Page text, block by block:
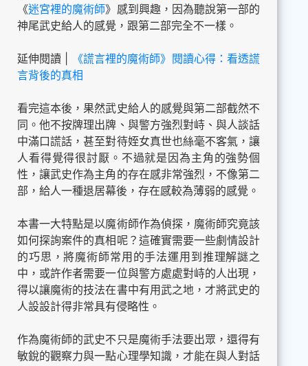
《迷宮裡的魔術師》感到興趣，因為聽說第一部的
神尾武史給人的感覺，跟第二部完全不一樣。
延伸閱讀 |
《謊言裡的魔術師》閱讀心得：看透謊
言背後的真相
看完這本後，果然武史給人的感覺與第二部截然不
同。他不按牌理出牌、與警方強烈對峙、與人談話
中滿口謊話，甚至對待姪女真世也絲毫不客氣，讓
人看得覺得很討厭。不過就是因為主角的強勢個
性，讓武史作為主角的存在感非常強烈，不像第二
部，給人一種退居幕後，存在感較為薄弱的感覺。
本書一大特點是以魔術師作為偵探，魔術師究竟該
如何探詢案件的真相呢？這確實需要一些劇情設計
的巧思，將魔術師常用的手法運用到推理解謎之
中，或許作者需要一位與警方處處對峙的人出現，
得以讓魔術的技法在書中有用武之地，才將武史的
人設設計得非常具有侵略性。
作為魔術師的武史不只是魔術手法要出眾，還得有
敏銳的觀察力與一點心理學知識，才能在與人對話